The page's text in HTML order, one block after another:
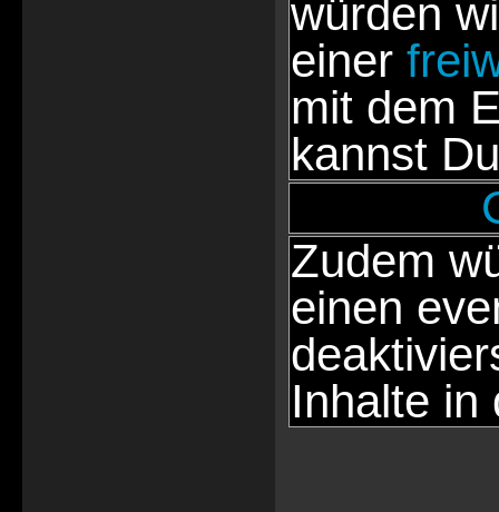
würden
einer
mit dem
kannst
Zudem
einen
Inhalte in